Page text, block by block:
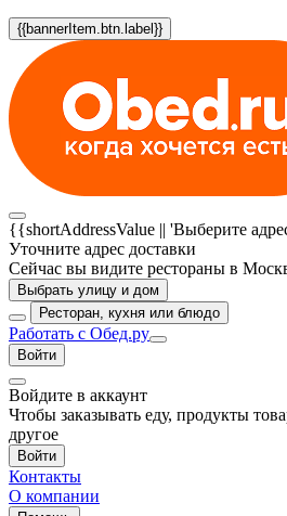
{{bannerItem.btn.label}}
{{shortAddressValue || 'Выберите
Уточните адрес доставки
Сейчас вы видите рестораны в
Выбрать улицу и дом
Ресторан, кухня или блюдо
Работать с Обед.ру
Войти
Войдите в аккаунт
Чтобы заказывать еду, продукты
другое
Войти
Контакты
О компании